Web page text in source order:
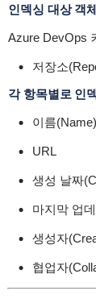
인덱싱 대상 객체
Azure DevOps
저장소
각 항목별로 인
이름(Name)
URL
생성 날짜
마지막 업
생성자
협업자